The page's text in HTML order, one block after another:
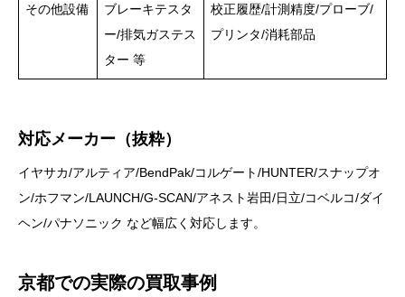
その他設備
ブレーキテスタ
ー/排気ガステス
ター 等
校正履歴/計測精度/プローブ/
プリンタ/消耗部品
対応メーカー（抜粋）
イヤサカ/アルティア/BendPak/コルゲート/HUNTER/スナップオ
ン/ホフマン/LAUNCH/G-SCAN/アネスト岩田/日立/コベルコ/ダイ
ヘン/パナソニック など幅広く対応します。
京都での実際の買取事例